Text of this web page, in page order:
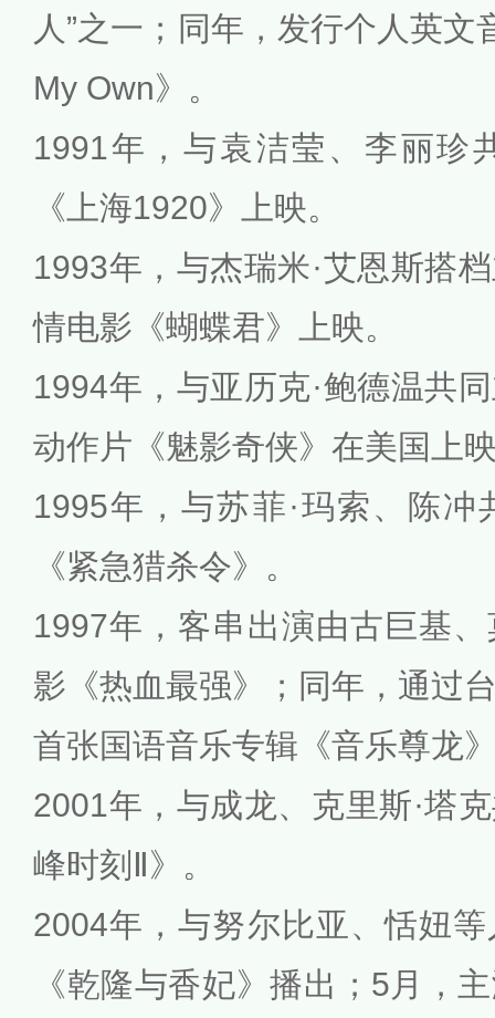
人”之一；同年，发行个人英
My Own》。
1991年，与袁洁莹、李丽珍
《上海1920》上映。
1993年，与杰瑞米·艾恩斯搭
情电影《蝴蝶君》上映。
1994年，与亚历克·鲍德温共
动作片《魅影奇侠》在美国上
1995年，与苏菲·玛索、陈
《紧急猎杀令》。
1997年，客串出演由古巨基
影《热血最强》；同年，通过
首张国语音乐专辑《音乐尊龙
2001年，与成龙、克里斯·塔
峰时刻Ⅱ》。
2004年，与努尔比亚、恬妞
《乾隆与香妃》播出；5月，